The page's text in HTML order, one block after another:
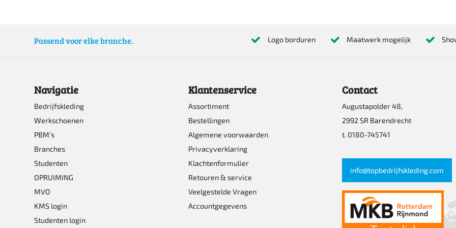
variaties.
kan
gekozen
worden
op
kan
gekozen
worden
op
worden
productpagina
Passend voor elke branche. Logo borduren Maatwerk mogelijk
Navigatie
Bedrijfskleding
Werkschoenen
PBM’s
Branches
Studenten
OPRUIMING
MVO
KMS login
Studenten login
Klantenservice
Assortiment
Bestellingen
Algemene voorwaarden
Privacyverklaring
Klachtenformulier
Retouren & service
Veelgestelde Vragen
Accountgegevens
Contact
Augustapolder 48,
2992 SR Barendrecht
t. 0180-745741
info@topbedrijfskleding.com